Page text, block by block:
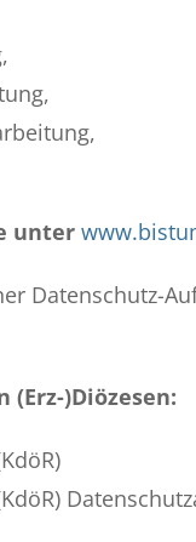
unter
Datenschutz-
)Diözesen: